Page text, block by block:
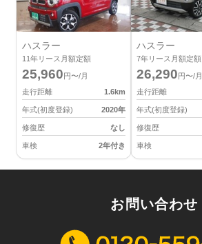
ハスラー
11年リース月額定額
25,960円〜/月
走行距離
1.6km
年式(初度登録) 2020年
修復歴 なし
車検 2年付き
ハスラー
7年リース月額定額
26,290円〜/月
走行距離
年式(初度登録)
修復歴
車検
お問い合わせ